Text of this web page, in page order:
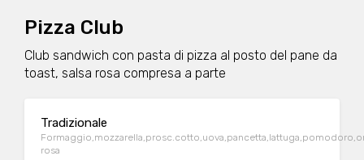
Pizza Club
Club sandwich con pasta di pizza al posto del pane da
toast, salsa rosa compresa a parte
Tradizionale
rosa